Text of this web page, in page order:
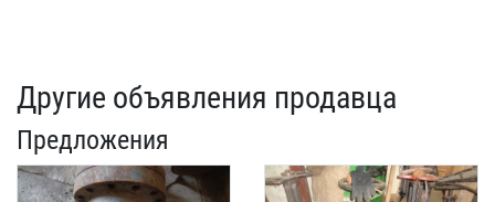
Другие объявления продавца
Предложения